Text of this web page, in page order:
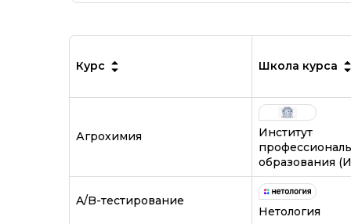
Курс Школа курса
Агрохимия
Институт
образования
A/B-тестирование
Нетология